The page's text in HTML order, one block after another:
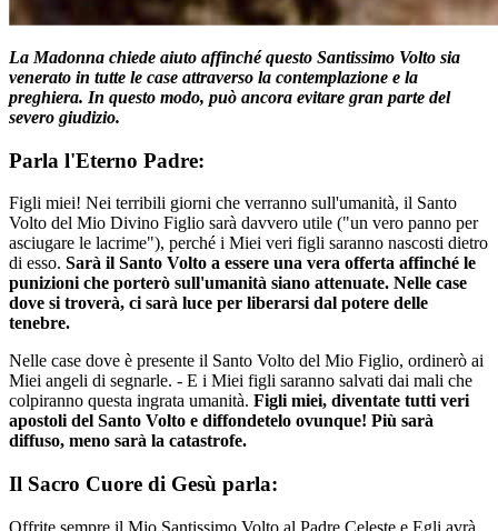
La Madonna chiede aiuto affinché questo Santissimo Volto sia
venerato in tutte le case attraverso la contemplazione e la
preghiera. In questo modo, può ancora evitare gran parte del
severo giudizio.
Parla l'Eterno Padre:
Figli miei! Nei terribili giorni che verranno sull'umanità, il Santo
Volto del Mio Divino Figlio sarà davvero utile ("un vero panno per
asciugare le lacrime"), perché i Miei veri figli saranno nascosti dietro
di esso. Sarà il Santo Volto a essere una vera offerta affinché le
punizioni che porterò sull'umanità siano attenuate. Nelle case
dove si troverà, ci sarà luce per liberarsi dal potere delle
tenebre.
Nelle case dove è presente il Santo Volto del Mio Figlio, ordinerò ai
Miei angeli di segnarle. - E i Miei figli saranno salvati dai mali che
colpiranno questa ingrata umanità. Figli miei, diventate tutti veri
apostoli del Santo Volto e diffondetelo ovunque! Più sarà
diffuso, meno sarà la catastrofe.
Il Sacro Cuore di Gesù parla:
Offrite sempre il Mio Santissimo Volto al Padre Celeste e Egli avrà